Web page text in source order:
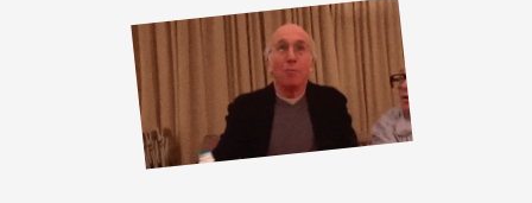
русски